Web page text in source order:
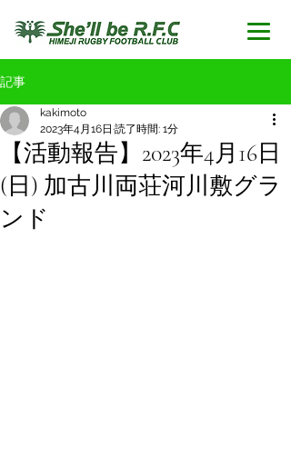
記事
【活動報告】2023年4月16日
(日) 加古川両荘河川敷グラ
ンド
kakimoto
2023年4月16日 読了時間: 1分